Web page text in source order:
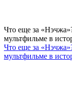
Что еще за
мультфильме в
Что еще за
мультфильме в